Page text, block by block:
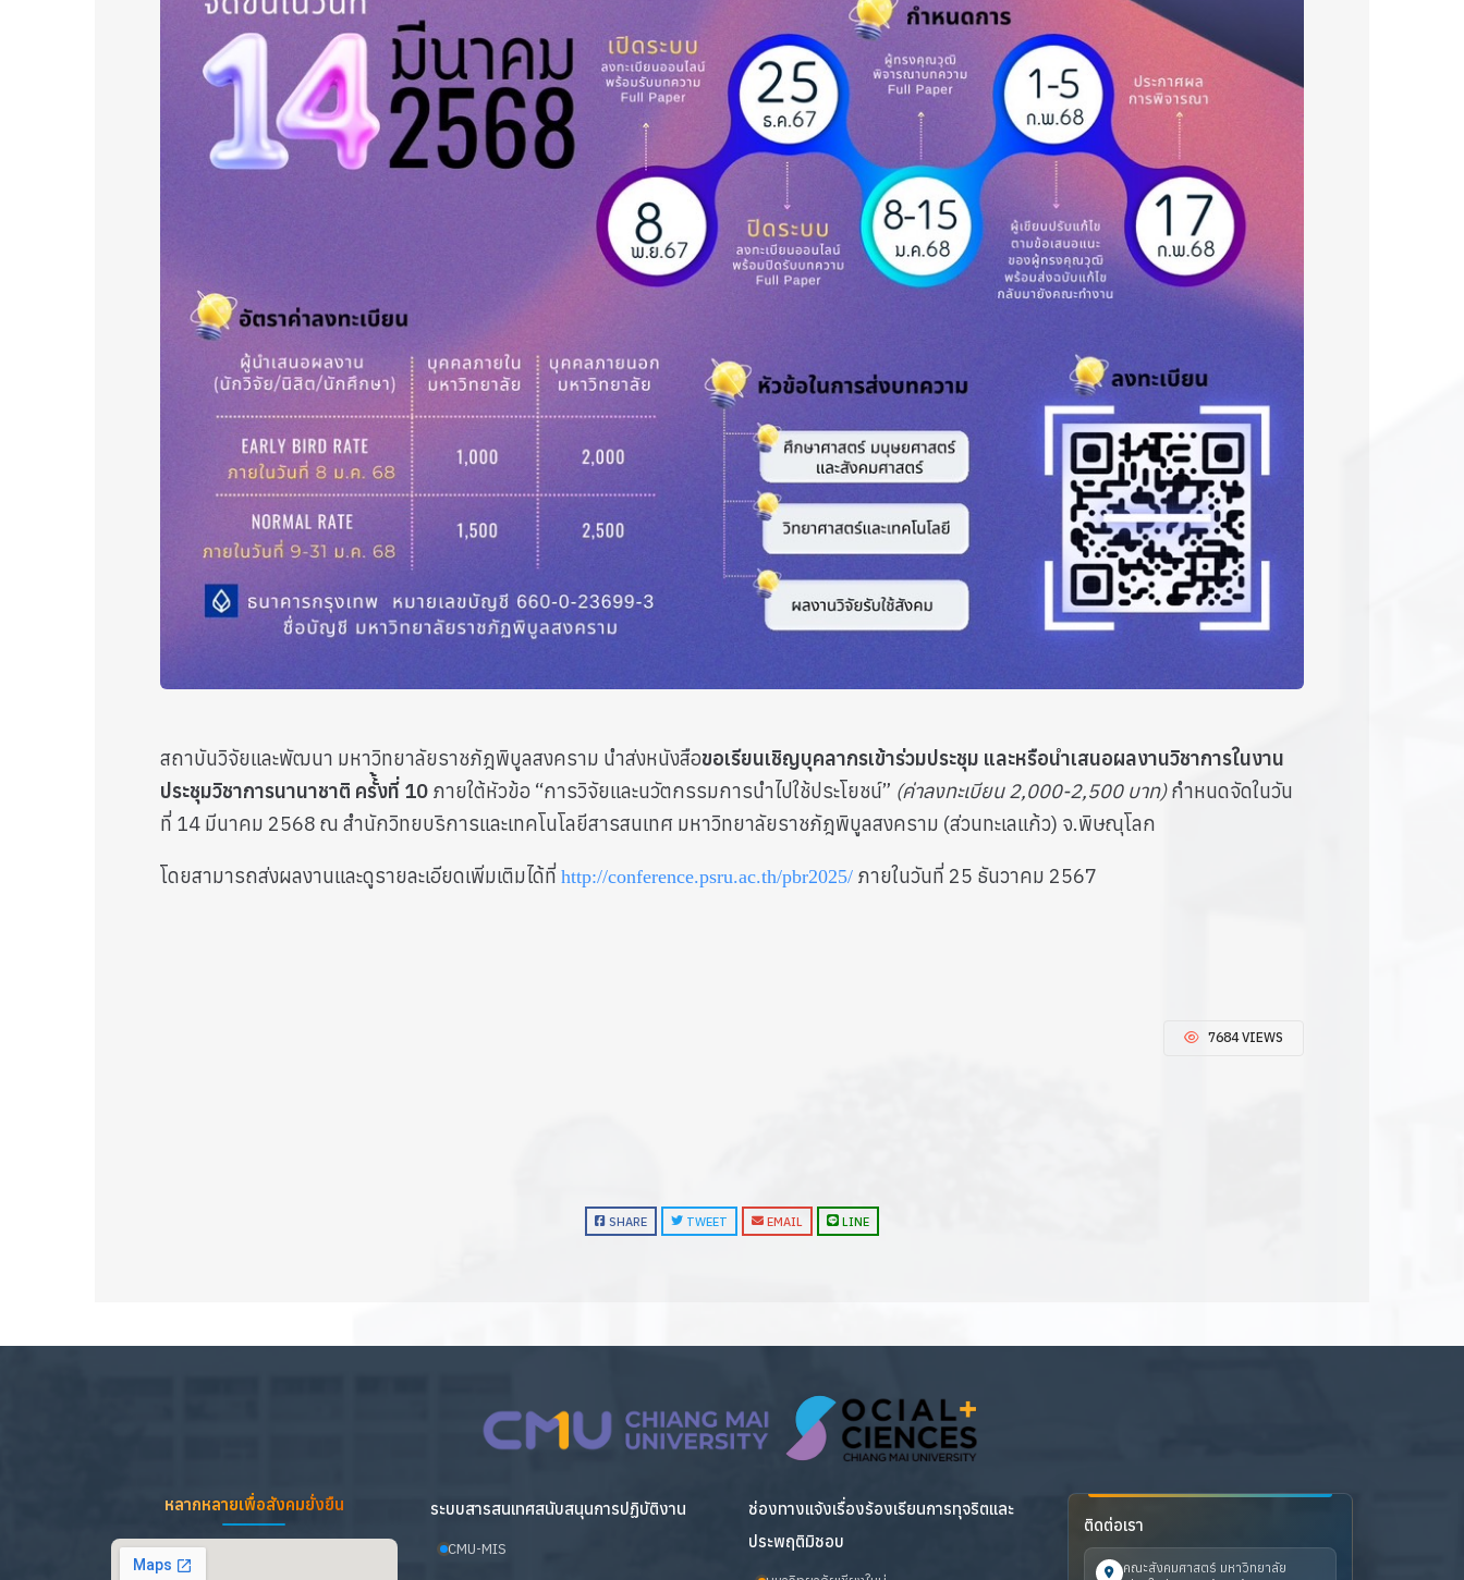
สถาบันวิจัยและพัฒนา มหาวิทยาลัยราชภัฎพิบูลสงคราม นำส่งหนังสือขอเรียนเชิญบุคลากรเข้าร่วมประชุม และหรือนำเสนอผลงานวิชาการในงาน
ประชุมวิชาการนานาชาติ ครั้้งที่ 10 ภายใต้หัวข้อ “การวิจัยและนวัตกรรมการนำไปใช้ประโยชน์” (ค่าลงทะเบียน 2,000-2,500 บาท)กำหนดจัดในวัน
ที่ 14 มีนาคม 2568 ณ สำนักวิทยบริการและเทคโนโลยีสารสนเทศ มหาวิทยาลัยราชภัฎพิบูลสงคราม (ส่วนทะเลแก้ว) จ.พิษณุโลก
โดยสามารถส่งผลงานและดูรายละเอียดเพิ่มเติมได้ที่ http://conference.psru.ac.th/pbr2025/ ภายในวันที่ 25 ธันวาคม 2567
7684 VIEWS
SHARE TWEET EMAIL LINE
หลากหลายเพื่อสังคมยั่งยืน ระบบสารสนเทศสนับสนุนการปฏิบัติงาน
CMU-MIS
ช่องทางแจ้งเรื่องร้องเรียนการทุจริตและ
ประพฤติมิชอบ
ติดต่อเรา
คณะสังคมศาสตร์ มหาวิทยาลัย